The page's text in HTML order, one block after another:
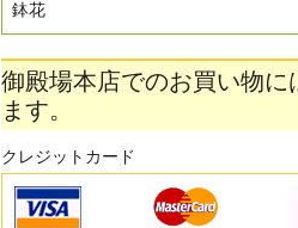
鉢花
御殿場本店でのお買い物
ます。
クレジットカード